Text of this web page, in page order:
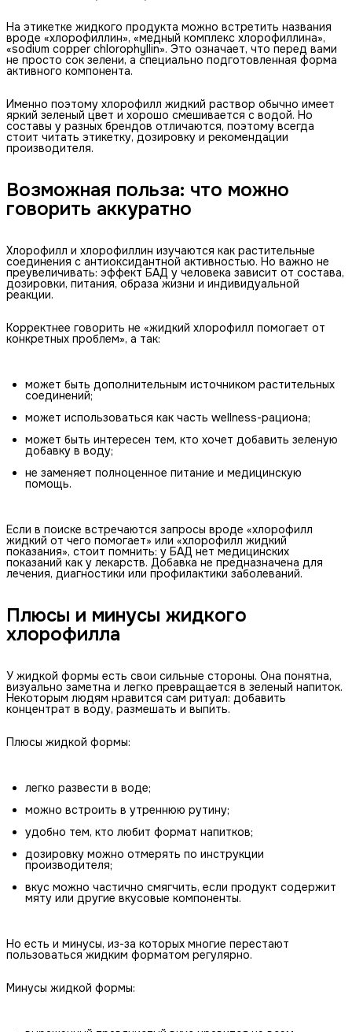
На этикетке жидкого продукта можно встретить названия
вроде «хлорофиллин», «медный комплекс хлорофиллина»,
«sodium copper chlorophyllin». Это означает, что перед вами
не просто сок зелени, а специально подготовленная форма
активного компонента.
Именно поэтому хлорофилл жидкий раствор обычно имеет
яркий зеленый цвет и хорошо смешивается с водой. Но
составы у разных брендов отличаются, поэтому всегда
стоит читать этикетку, дозировку и рекомендации
производителя.
Возможная польза: что можно
говорить аккуратно
Хлорофилл и хлорофиллин изучаются как растительные
соединения с антиоксидантной активностью. Но важно не
преувеличивать: эффект БАД у человека зависит от состава,
дозировки, питания, образа жизни и индивидуальной
реакции.
Корректнее говорить не «жидкий хлорофилл помогает от
конкретных проблем», а так:
может быть дополнительным источником растительных
соединений;
может использоваться как часть wellness-рациона;
может быть интересен тем, кто хочет добавить зеленую
добавку в воду;
не заменяет полноценное питание и медицинскую
помощь.
Если в поиске встречаются запросы вроде «хлорофилл
жидкий от чего помогает» или «хлорофилл жидкий
показания», стоит помнить: у БАД нет медицинских
показаний как у лекарств. Добавка не предназначена для
лечения, диагностики или профилактики заболеваний.
Плюсы и минусы жидкого
хлорофилла
У жидкой формы есть свои сильные стороны. Она понятна,
визуально заметна и легко превращается в зеленый напиток.
Некоторым людям нравится сам ритуал: добавить
концентрат в воду, размешать и выпить.
Плюсы жидкой формы:
легко развести в воде;
можно встроить в утреннюю рутину;
удобно тем, кто любит формат напитков;
дозировку можно отмерять по инструкции
производителя;
вкус можно частично смягчить, если продукт содержит
мяту или другие вкусовые компоненты.
Но есть и минусы, из-за которых многие перестают
пользоваться жидким форматом регулярно.
Минусы жидкой формы: